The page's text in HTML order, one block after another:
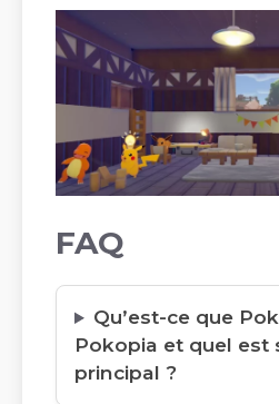
FAQ
Qu’est-ce que
Pokopia et quel est
principal ?